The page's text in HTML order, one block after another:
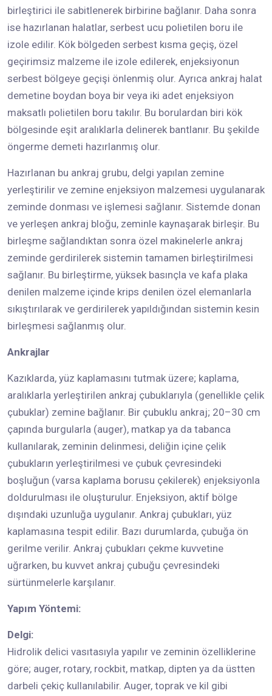
birleştirici ile sabitlenerek birbirine bağlanır. Daha sonra
ise hazırlanan halatlar, serbest ucu polietilen boru ile
izole edilir. Kök bölgeden serbest kısma geçiş, özel
geçirimsiz malzeme ile izole edilerek, enjeksiyonun
serbest bölgeye geçişi önlenmiş olur. Ayrıca ankraj halat
demetine boydan boya bir veya iki adet enjeksiyon
maksatlı polietilen boru takılır. Bu borulardan biri kök
bölgesinde eşit aralıklarla delinerek bantlanır. Bu şekilde
öngerme demeti hazırlanmış olur.
Hazırlanan bu ankraj grubu, delgi yapılan zemine
yerleştirilir ve zemine enjeksiyon malzemesi uygulanarak
zeminde donması ve işlemesi sağlanır. Sistemde donan
ve yerleşen ankraj bloğu, zeminle kaynaşarak birleşir. Bu
birleşme sağlandıktan sonra özel makinelerle ankraj
zeminde gerdirilerek sistemin tamamen birleştirilmesi
sağlanır. Bu birleştirme, yüksek basınçla ve kafa plaka
denilen malzeme içinde krips denilen özel elemanlarla
sıkıştırılarak ve gerdirilerek yapıldığından sistemin kesin
birleşmesi sağlanmış olur.
Ankrajlar
Kazıklarda, yüz kaplamasını tutmak üzere; kaplama,
aralıklarla yerleştirilen ankraj çubuklarıyla (genellikle çelik
çubuklar) zemine bağlanır. Bir çubuklu ankraj; 20–30 cm
çapında burgularla (auger), matkap ya da tabanca
kullanılarak, zeminin delinmesi, deliğin içine çelik
çubukların yerleştirilmesi ve çubuk çevresindeki
boşluğun (varsa kaplama borusu çekilerek) enjeksiyonla
doldurulması ile oluşturulur. Enjeksiyon, aktif bölge
dışındaki uzunluğa uygulanır. Ankraj çubukları, yüz
kaplamasına tespit edilir. Bazı durumlarda, çubuğa ön
gerilme verilir. Ankraj çubukları çekme kuvvetine
uğrarken, bu kuvvet ankraj çubuğu çevresindeki
sürtünmelerle karşılanır.
Yapım Yöntemi:
Delgi:
Hidrolik delici vasıtasıyla yapılır ve zeminin özelliklerine
göre; auger, rotary, rockbit, matkap, dipten ya da üstten
darbeli çekiç kullanılabilir. Auger, toprak ve kil gibi